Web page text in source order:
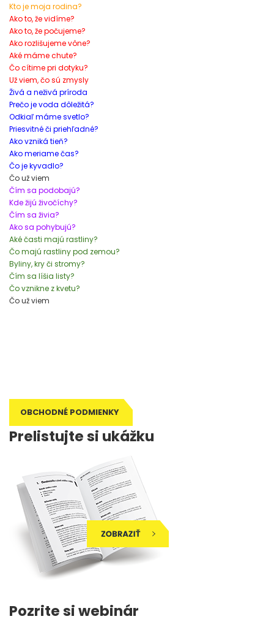
Kto je moja rodina?
Ako to, že vidíme?
Ako to, že počujeme?
Ako rozlišujeme vône?
Aké máme chute?
Čo cítime pri dotyku?
Už viem, čo sú zmysly
Živá a neživá príroda
Prečo je voda dôležitá?
Odkiaľ máme svetlo?
Priesvitné či priehľadné?
Ako vzniká tieň?
Ako meriame čas?
Čo je kyvadlo?
Čo už viem
Čím sa podobajú?
Kde žijú živočíchy?
Čím sa živia?
Ako sa pohybujú?
Aké časti majú rastliny?
Čo majú rastliny pod zemou?
Byliny, kry či stromy?
Čím sa líšia listy?
Čo vznikne z kvetu?
Čo už viem
OBCHODNÉ PODMIENKY
Prelistujte si ukážku
Pozrite si webinár